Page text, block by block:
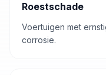
Roestschade
Voertuigen met
corrosie.